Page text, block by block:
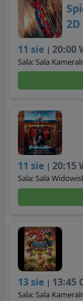
11 sie |20:00
Sala: Sala
11 sie |20:15
Sala: Sala
13 sie | 13:45
Sala: Sala